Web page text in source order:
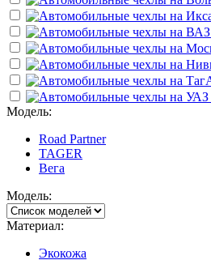
Модель:
Road Partner
TAGER
Вега
Модель:
Материал:
Экокожа